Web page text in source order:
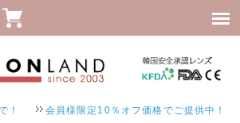
会員様限定10％オフ価格でご提供中！